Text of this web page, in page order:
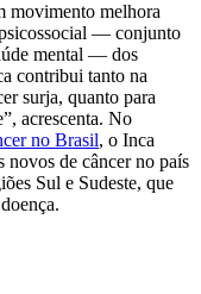
movimento melhora
— conjunto
mental — dos
contribui tanto na
surja, quanto para
acrescenta. No
no Brasil, o Inca
novos de câncer no país
Sul e Sudeste, que